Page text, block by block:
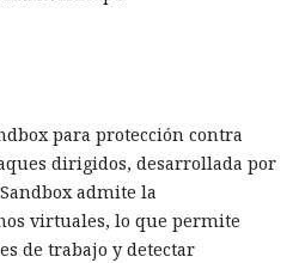
para protección contra
dirigidos, desarrollada por
admite la
virtuales, lo que permite
de trabajo y detectar